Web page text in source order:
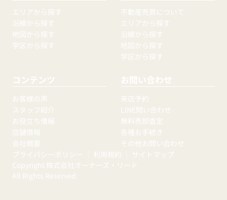
エリアから探す
沿線から探す
地図から探す
学区から探す
不動産売買について
エリアから探す
沿線から探す
地図から探す
学区から探す
コンテンツ
お客様の声
スタッフ紹介
お役立ち情報
店舗情報
会社概要
お問い合わせ
来店予約
LINE問い合わせ
無料売却査定
各種お手続き
その他お問い合わせ
プライバシーポリシー
利用規約
サイトマップ
Copyright 株式会社オーナーズ・リード
All Rights Reserved.